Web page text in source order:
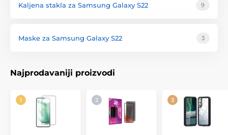
Kaljena stakla za Samsung Galaxy S22 9
Maske za Samsung Galaxy S22 3
Najprodavaniji proizvodi